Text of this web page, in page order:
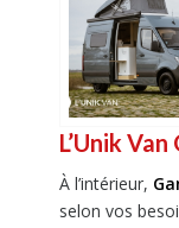
L’Unik
À l’intérieur,
selon vos